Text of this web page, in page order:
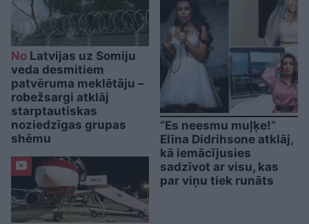
No Latvijas uz Somiju
veda desmitiem
patvēruma meklētāju –
robežsargi atklāj
starptautiskas
noziedzīgas grupas
shēmu
“Es neesmu muļķe!”
Elīna Didrihsone atklāj,
kā iemācījusies
sadzīvot ar visu, kas
par viņu tiek runāts